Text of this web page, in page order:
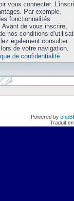
vous connecter.
Par exemple,
fonctionnalités
de vous inscrire,
nos conditions
également consulter
de votre navigation.
de confidentialité
Powered by
Traduit